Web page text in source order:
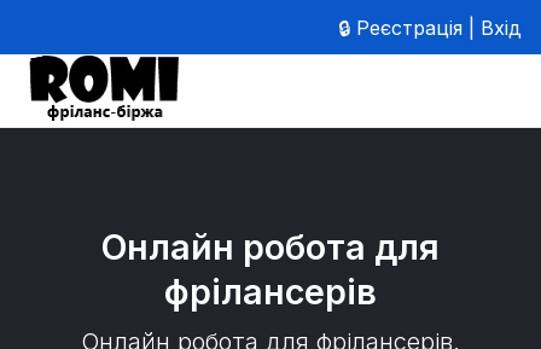
🔒 Реєстрація | Вхід
Онлайн робота для
фрілансерів
Онлайн робота для фрілансерів.